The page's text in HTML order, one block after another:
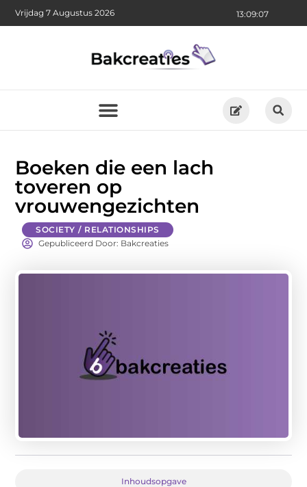
13:09:08
Vrijdag 7 Augustus 2026
Boeken die een lach
toveren op
vrouwengezichten
SOCIETY / RELATIONSHIPS
Gepubliceerd Door: Bakcreaties
Inhoudsopgave